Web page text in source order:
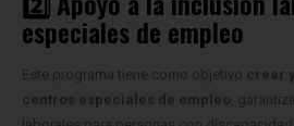
especiales de empleo
Este programa tiene como objetivo crear
centros especiales de empleo,